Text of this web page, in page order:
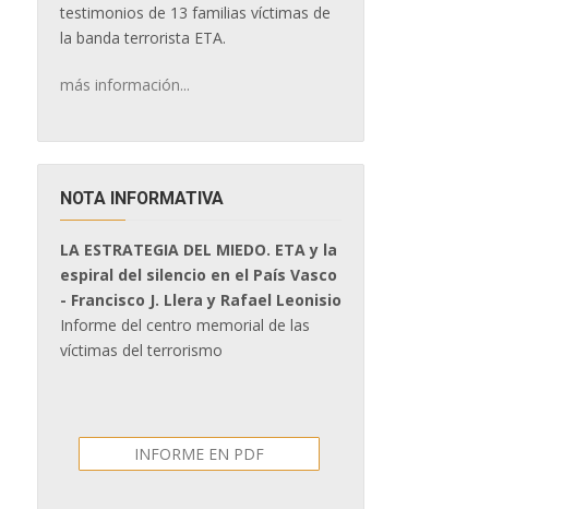
testimonios de 13 familias víctimas de
la banda terrorista ETA.
más información...
NOTA INFORMATIVA
LA ESTRATEGIA DEL MIEDO. ETA y la
espiral del silencio en el País Vasco
- Francisco J. Llera y Rafael Leonisio
Informe del centro memorial de las
víctimas del terrorismo
INFORME EN PDF